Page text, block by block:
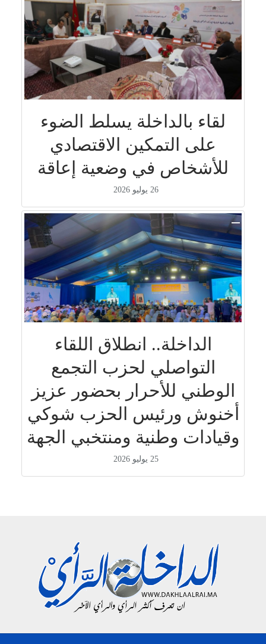
لقاء بالداخلة يسلط الضوء
على التمكين الاقتصادي
للأشخاص في وضعية إعاقة
26 يوليو 2026
الداخلة.. انطلاق اللقاء
التواصلي لحزب التجمع
الوطني للأحرار بحضور عزيز
أخنوش ورئيس الحزب شوكي
وقيادات وطنية ومنتخبي الجهة
25 يوليو 2026